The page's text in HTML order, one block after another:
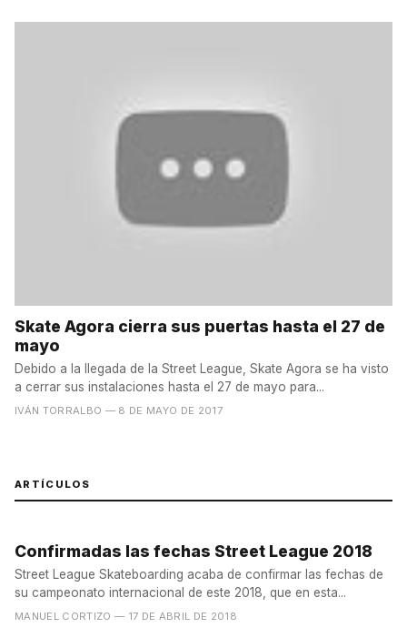
Skate Agora cierra sus puertas hasta el 27 de
mayo
Debido a la llegada de la Street League, Skate Agora se ha visto
a cerrar sus instalaciones hasta el 27 de mayo para...
IVÁN TORRALBO — 8 DE MAYO DE 2017
ARTÍCULOS
Confirmadas las fechas Street League 2018
Street League Skateboarding acaba de confirmar las fechas de
su campeonato internacional de este 2018, que en esta...
MANUEL CORTIZO — 17 DE ABRIL DE 2018